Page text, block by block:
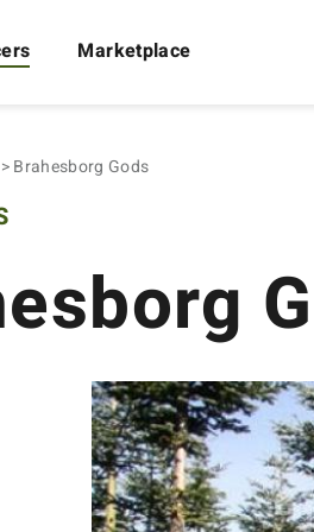
Marketplace
Brahesborg Gods